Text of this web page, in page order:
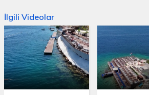
İlgili Videolar